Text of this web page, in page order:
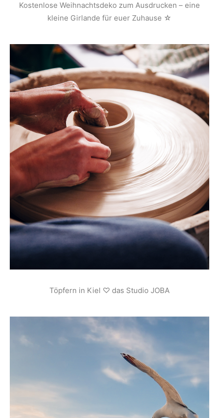
Kostenlose Weihnachtsdeko zum Ausdrucken – eine
kleine Girlande für euer Zuhause ☆
Töpfern in Kiel ♡ das Studio JOBA